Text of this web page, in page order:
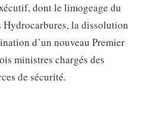
dont le limogeage du
Hydrocarbures, la dissolution
d’un nouveau Premier
ministres chargés des
de sécurité.